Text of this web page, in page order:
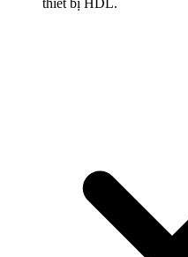
thiết bị HDL.